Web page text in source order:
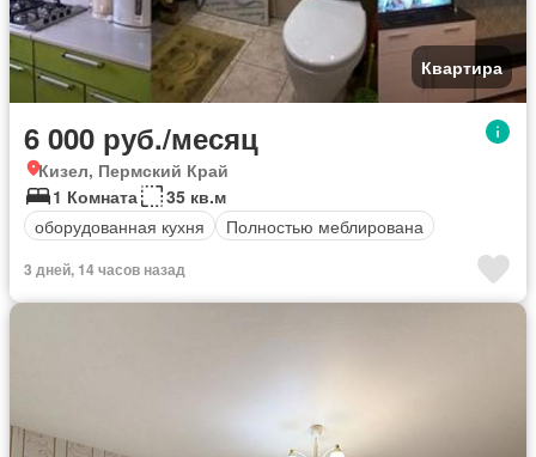
Квартира
6 000 руб./месяц
Кизел, Пермский Край
1 Комната
35 кв.м
оборудованная кухня
Полностью меблирована
3 дней, 14 часов назад